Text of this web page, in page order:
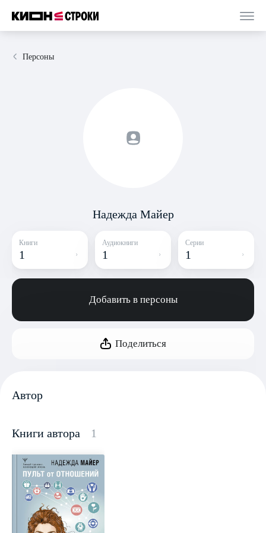
Персоны
Надежда Майер
Книги
1
Аудиокниги
1
Серии
1
Добавить в персоны
Поделиться
Автор
Книги автора 1